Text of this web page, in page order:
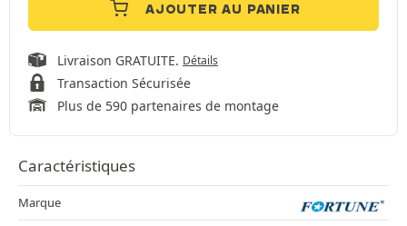
AJOUTER AU PANIER
Livraison GRATUITE. Détails
Transaction Sécurisée
Plus de 590 partenaires de montage
Caractéristiques
Marque